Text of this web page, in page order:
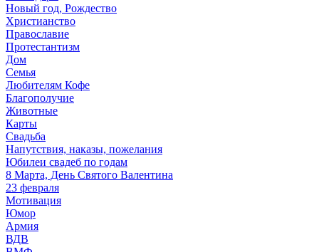
Новый год, Рождество
Христианство
Православие
Протестантизм
Дом
Семья
Любителям Кофе
Благополучие
Животные
Карты
Свадьба
Напутствия, наказы, пожелания
Юбилеи свадеб по годам
8 Марта, День Святого Валентина
23 февраля
Мотивация
Юмор
Армия
ВДВ